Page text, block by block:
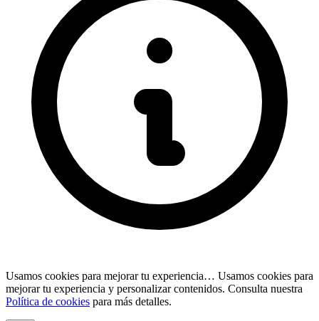
Usamos cookies para mejorar tu experiencia… Usamos cookies para
mejorar tu experiencia y personalizar contenidos. Consulta nuestra
Política de cookies para más detalles.